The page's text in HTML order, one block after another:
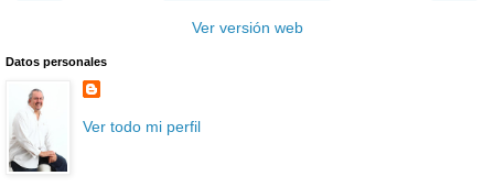
Ver versión web
Datos personales
Ver todo mi perfil